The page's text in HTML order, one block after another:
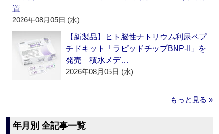
置
2026年08月05日 (水)
【新製品】ヒト脳性ナトリウム利尿ペプ
チドキット「ラピッドチップBNP-II」を
発売 積水メデ…
2026年08月05日 (水)
もっと見る »
年月別 全記事一覧